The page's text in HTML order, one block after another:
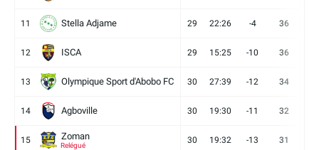
11 Stella Adjame 29 22:26 -4 36
12 ISCA 29 15:25 -10 36
13 Olympique Sport d'Abobo FC 30 27:39 -12 34
14 Agboville 30 19:30 -11 32
15 Zoman
Relégué
30 19:32 -13 31